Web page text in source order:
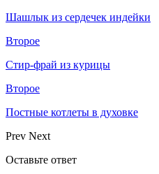
Шашлык из сердечек индейки
Второе
Стир-фрай из курицы
Второе
Постные котлеты в духовке
Prev Next
Оставьте ответ